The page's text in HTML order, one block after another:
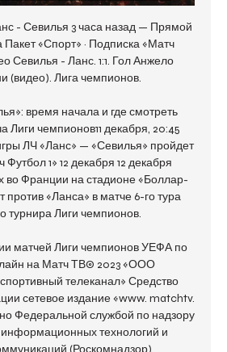
- Севилья 3 часа назад — Прямой
«Спорт» · Подписка «Матч
Севилья - Ланс. 1:1. Гол Анжело
(видео). Лига чемпионов.
время начала и где смотреть
Лиги чемпионов11 декабря, 20:45
ЛЧ «Ланс» — «Севилья» пройдет
1» 12 декабря 12 декабря
во Франции на стадионе «Боллар-
против «Ланса» в матче 6-го тура
турнира Лиги чемпионов.
матчей Лиги чемпионов УЕФА по
на Матч ТВ© 2023 «ООО
телеканал» Средство
сетевое издание «www. matchtv.
Федеральной службой по надзору
информационных технологий и
(Роскомнадзор).